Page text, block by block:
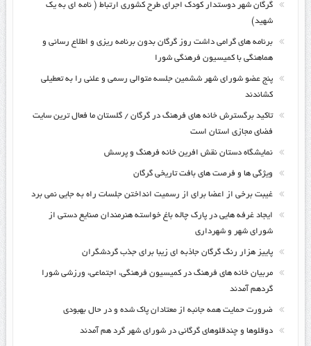
گرگان شهر دوستدار کودک اجرای طرح کشوری ارتباط ( نامه ای به یک
شهید)
برنامه های گرامی داشت روز گرگان بدون برنامه ریزی و اطلاع رسانی و
هماهنگی با کمیسیون فرهنگی شورا
پنج عضو شورای شهر ششمین جلسه متوالی رسمی و علنی را به تعطیلی
کشاندند
تاکید برگسترش خانه های فرهنگ در گرگان / گلستان ما فعال ترین سایت
فضای مجازی استان است
نمایشگاه دستان نقش افرین خانه فرهنگ و پرسش
ویژگی ها و فرصت های بافت تاریخی گرگان
غیبت برخی از اعضا برای از رسمیت انداختن جلسات راه به جایی نمی برد
ایجاد غرفه هایی در پارک چاله باغ خواسته هنرمندان صنایع دستی از
شورای شهر و شهرداری
پاییز هزار رنگ گرگان جاذبه ای زیبا برای جذب گردشگران
مربیان خانه های فرهنگ در کمیسیون فرهنگی، اجتماعی، ورزشی شورا
گردهم آمدند
ضرورت حمایت همه جانبه از معتادان پاک شده و در حال بهبودی
دوقلوها و چندقلوهای گرگانی در شورای شهر گرد هم آمدند